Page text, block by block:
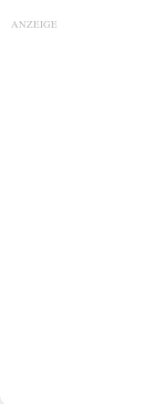
ANZEIGE